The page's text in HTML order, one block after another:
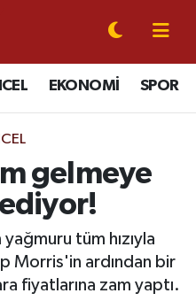
EKONOMİ SPOR
gelmeye
tüm hızıyla
Morris'in ardından bir
fiyatlarına zam yaptı.
Eczaneler
Durumu
Vakitleri
Yoğunluk Haritası
ve Fikstür